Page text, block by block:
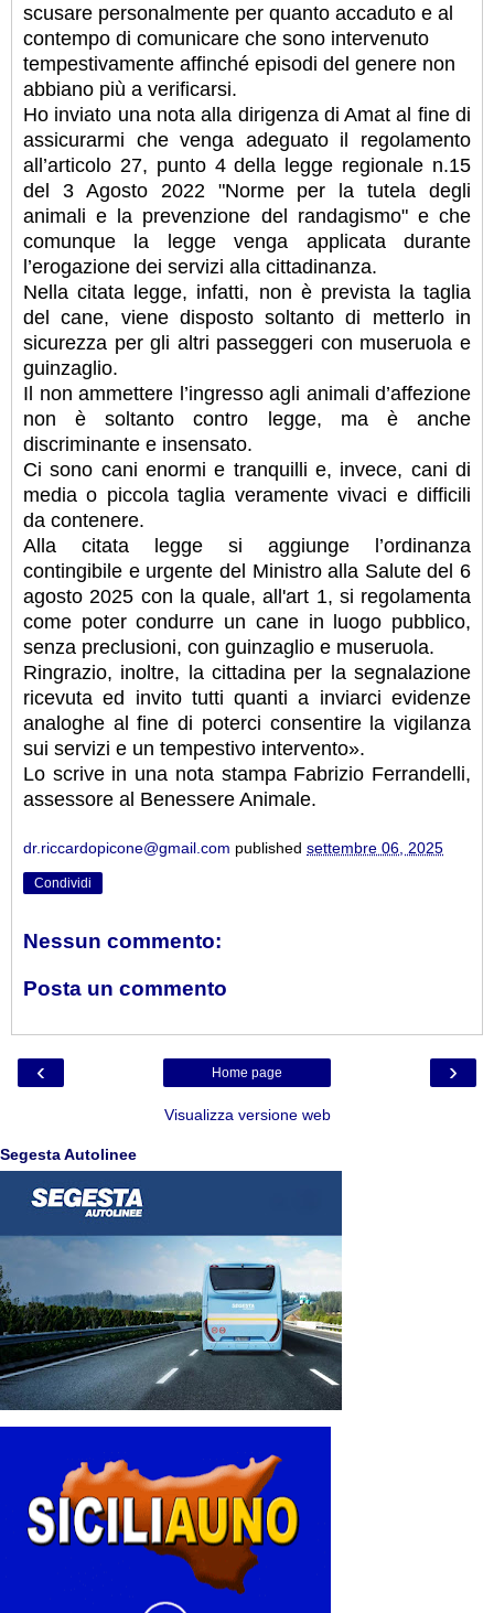
scusare personalmente per quanto accaduto e al
contempo di comunicare che sono intervenuto
tempestivamente affinché episodi del genere non
abbiano più a verificarsi.
Ho inviato una nota alla dirigenza di Amat al fine di
assicurarmi che venga adeguato il regolamento
all’articolo 27, punto 4 della legge regionale n.15
del 3 Agosto 2022 "Norme per la tutela degli
animali e la prevenzione del randagismo" e che
comunque la legge venga applicata durante
l’erogazione dei servizi alla cittadinanza.
Nella citata legge, infatti, non è prevista la taglia
del cane, viene disposto soltanto di metterlo in
sicurezza per gli altri passeggeri con museruola e
guinzaglio.
Il non ammettere l’ingresso agli animali d’affezione
non è soltanto contro legge, ma è anche
discriminante e insensato.
Ci sono cani enormi e tranquilli e, invece, cani di
media o piccola taglia veramente vivaci e difficili
da contenere.
Alla citata legge si aggiunge l’ordinanza
contingibile e urgente del Ministro alla Salute del 6
agosto 2025 con la quale, all'art 1, si regolamenta
come poter condurre un cane in luogo pubblico,
senza preclusioni, con guinzaglio e museruola.
Ringrazio, inoltre, la cittadina per la segnalazione
ricevuta ed invito tutti quanti a inviarci evidenze
analoghe al fine di poterci consentire la vigilanza
sui servizi e un tempestivo intervento».
Lo scrive in una nota stampa Fabrizio Ferrandelli,
assessore al Benessere Animale.
dr.riccardopicone@gmail.com published settembre 06, 2025
Condividi
Nessun commento:
Posta un commento
‹ ›
Home page
Visualizza versione web
Segesta Autolinee